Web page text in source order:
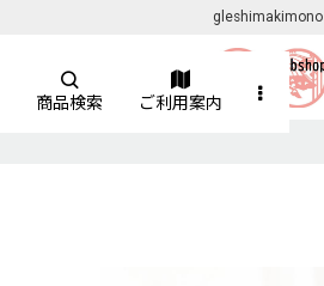
gleshimakimono
商品検索 ご利用案内